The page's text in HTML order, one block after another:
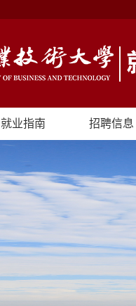
就业指南 招聘信息